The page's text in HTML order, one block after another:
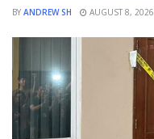
BY ANDREW SH AUGUST 8, 2026